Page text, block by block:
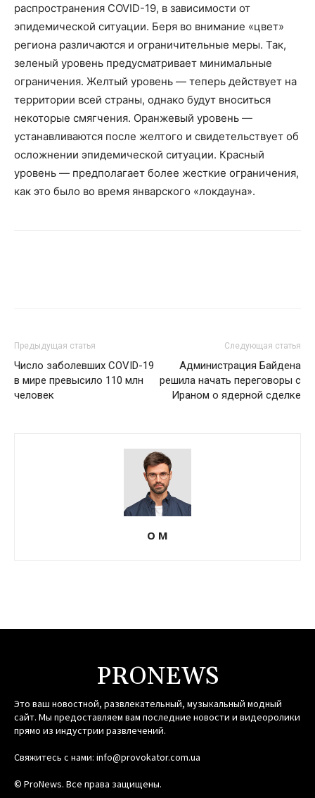
распространения COVID-19, в зависимости от
эпидемической ситуации. Беря во внимание «цвет»
региона различаются и ограничительные меры. Так,
зеленый уровень предусматривает минимальные
ограничения. Желтый уровень — теперь действует на
территории всей страны, однако будут вноситься
некоторые смягчения. Оранжевый уровень —
устанавливаются после желтого и свидетельствует об
осложнении эпидемической ситуации. Красный
уровень — предполагает более жесткие ограничения,
как это было во время январского «локдауна».
Предыдущая статья
Число заболевших COVID-19
в мире превысило 110 млн
человек
Следующая статья
Администрация Байдена
решила начать переговоры с
Ираном о ядерной сделке
О М
PRONEWS
Это ваш новостной, развлекательный, музыкальный модный
сайт. Мы предоставляем вам последние новости и видеоролики
прямо из индустрии развлечений.
Свяжитесь с нами: info@provokator.com.ua
© ProNews. Все права защищены.